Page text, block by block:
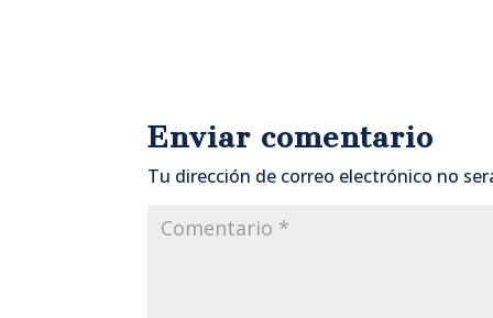
Enviar comentario
Tu dirección de correo electrónico no